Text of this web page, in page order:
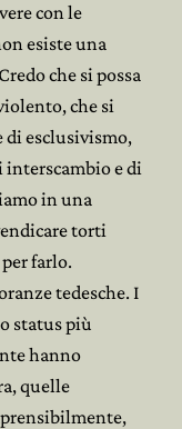
con le
esiste una
che si possa
che si
di esclusivismo,
interscambio e di
in una
torti
farlo.
tedesche. I
status più
hanno
quelle